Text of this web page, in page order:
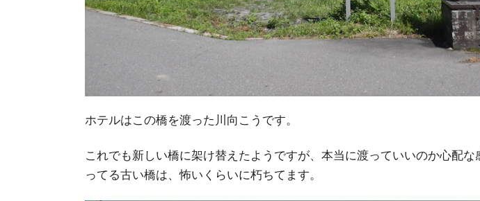
ホテルはこの橋を渡った川向こうです。
これでも新しい橋に架け替えたようですが、本当に渡っていいのか心配な
ってる古い橋は、怖いくらいに朽ちてます。